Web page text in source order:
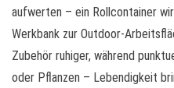
aufwerten – ein Rollcontainer
Werkbank zur Outdoor-
Zubehör ruhiger, während
oder Pflanzen – Lebendigkeit